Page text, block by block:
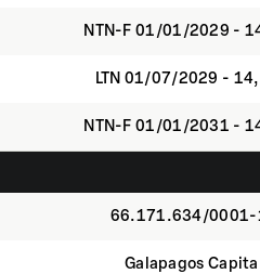
NTN-F 01/01/2029 -
LTN 01/07/2029 -
NTN-F 01/01/2031 -
66.171.634/0001-
Galapagos